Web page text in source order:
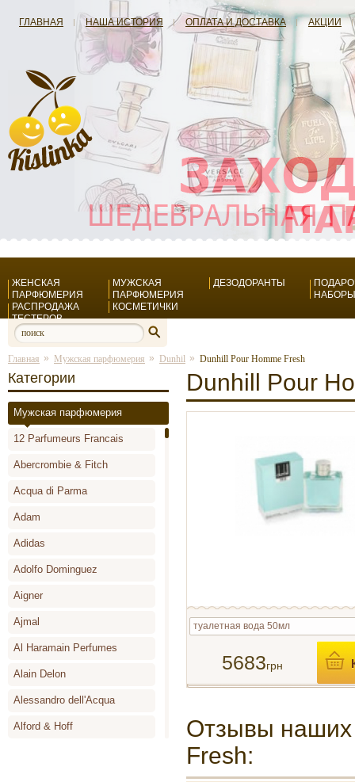
ГЛАВНАЯ НАША ИСТОРИЯ ОПЛАТА И ДОСТАВКА АКЦИИ
ЖЕНСКАЯ
ПАРФЮМЕРИЯ
МУЖСКАЯ
ПАРФЮМЕРИЯ
ДЕЗОДОРАНТЫ
НАБОРЫ
РАСПРОДАЖА
ТЕСТЕРОВ
КОСМЕТИЧКИ
Главная » Мужская парфюмерия » Dunhil » Dunhill Pour Homme Fresh
Категории
Мужская парфюмерия
12 Parfumeurs Francais
Abercrombie & Fitch
Acqua di Parma
Adam
Adidas
Adolfo Dominguez
Aigner
Ajmal
Al Haramain Perfumes
Alain Delon
Alessandro dell'Acqua
Alford & Hoff
Dunhill Pour
туалетная вода 50мл
5683грн
Отзывы наших
Fresh: